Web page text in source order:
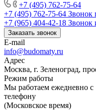
+7 (495) 762-75-64
+7 (495) 762-75-64 Звонок
+7 (965) 404-42-18 Звонок
Заказать звонок
E-mail
info@budomaty.ru
Адрес
Москва, г. Зеленоград,
Режим работы
Мы работаем ежедневно с
телефону
(Московское время)